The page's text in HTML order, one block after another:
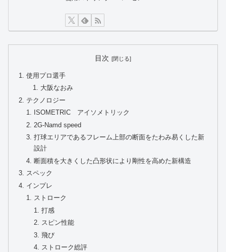
目次
使用プロ選手
大阪なおみ
テクノロジー
ISOMETRIC アイソメトリック
2G-Namd speed
打球エリアであるフレーム上部の断面をたわみ易くした新
設計
断面積を大きくした凸形状により剛性を高めた新構造
スペック
インプレ
ストローク
打感
スピン性能
飛び
ストローク総評